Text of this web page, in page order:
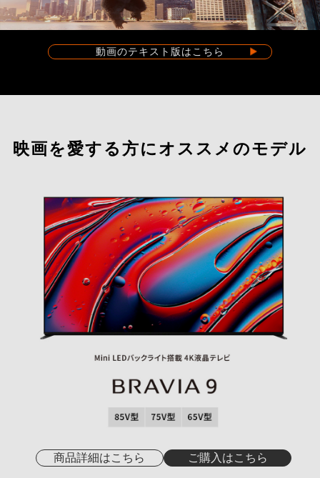
動画のテキスト版はこちら
映画を愛する方にオススメのモデル
商品詳細はこちら ご購入はこちら